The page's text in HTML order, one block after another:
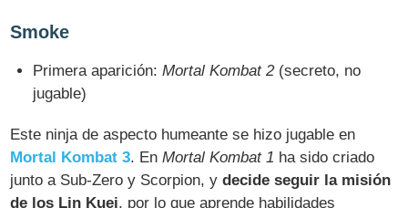
Smoke
Primera aparición:Mortal Kombat 2(secreto, no
jugable)
Este ninja de aspecto humeante se hizo jugable en
Mortal Kombat 3. EnMortal Kombat 1 ha sido criado
junto a Sub-Zero y Scorpion, ydecide seguir la misión
de los Lin Kuei, por lo que aprende habilidades